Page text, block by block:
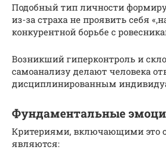
Подобный тип личности
из-за страха не проявить себя
конкурентной борьбе с
Возникший гиперконтроль и
самоанализу делают человека
дисциплинированным
Фундаментальные
Критериями, включающими это
являются: